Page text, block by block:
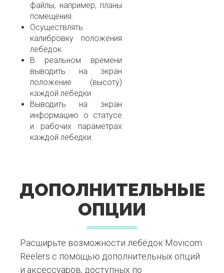
файлы, например, планы
помещения.
Осуществлять
калибровку положения
лебедок.
В реальном времени
выводить на экран
положение (высоту)
каждой лебедки.
Выводить на экран
информацию о статусе
и рабочих параметрах
каждой лебедки.
ДОПОЛНИТЕЛЬНЫЕ
ОПЦИИ
Расширьте возможности лебёдок Movicom
Reelers с помощью дополнительных опций
и аксессуаров, доступных по